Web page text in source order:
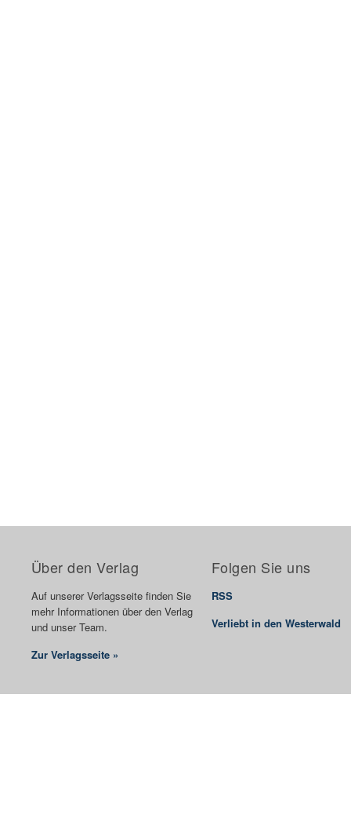
Über den Verlag
Auf unserer Verlagsseite finden Sie
mehr Informationen über den Verlag
und unser Team.
Zur Verlagsseite »
Folgen Sie uns
RSS
Verliebt in den Westerwald